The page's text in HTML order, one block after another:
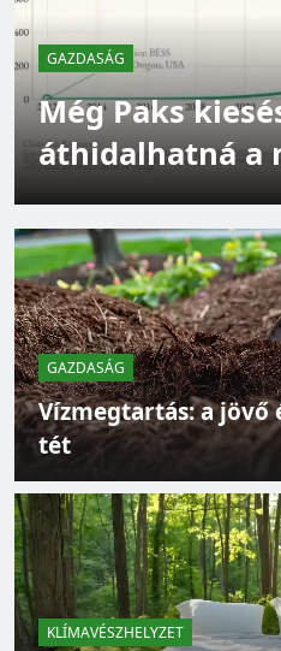
GAZDASÁG
Még Paks
áthidalhatná a
energiatárolás
GAZDASÁG
Épüljenek
GAZDASÁG
Vízmegtartás: a jövő
tét
KLÍMAVÉSZHELYZET